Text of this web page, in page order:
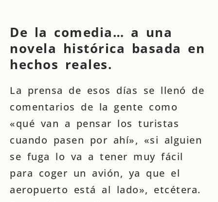
De la comedia… a una
novela histórica basada en
hechos reales.
La prensa de esos días se llenó de
comentarios de la gente como
«qué van a pensar los turistas
cuando pasen por ahí», «si alguien
se fuga lo va a tener muy fácil
para coger un avión, ya que el
aeropuerto está al lado», etcétera.